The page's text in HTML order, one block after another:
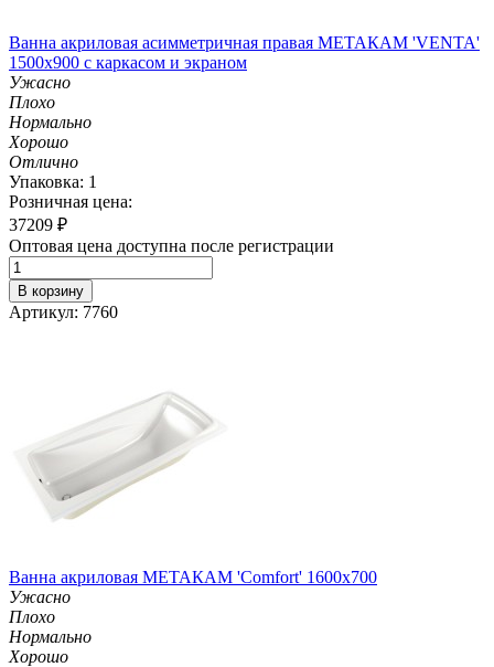
Ванна акриловая асимметричная правая МЕТАКАМ 'VENTA'
1500х900 с каркасом и экраном
Ужасно
Плохо
Нормально
Хорошо
Отлично
Упаковка: 1
Розничная цена:
37209 ₽
Оптовая цена доступна после регистрации
В корзину
Артикул: 7760
Ванна акриловая МЕТАКАМ 'Comfort' 1600х700
Ужасно
Плохо
Нормально
Хорошо